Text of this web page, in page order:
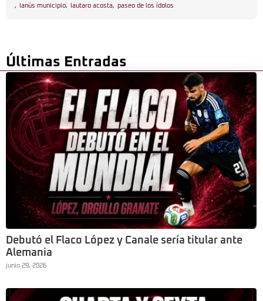
,
lanús municipio, lautaro acosta, paseo de los ídolos
Últimas Entradas
Debutó el Flaco López y Canale sería titular ante
Alemania
junio 29, 2026